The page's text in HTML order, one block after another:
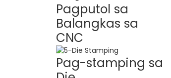
Pagputol sa
Balangkas sa
CNC
Pag-stamping sa